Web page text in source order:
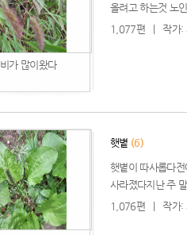
비가 많이왔다
올려고 하는것 노
1,077편
작가:
햇볕 (6)
햇볕이 따사롭다
사라졌다지난 주
1,076편
작가: